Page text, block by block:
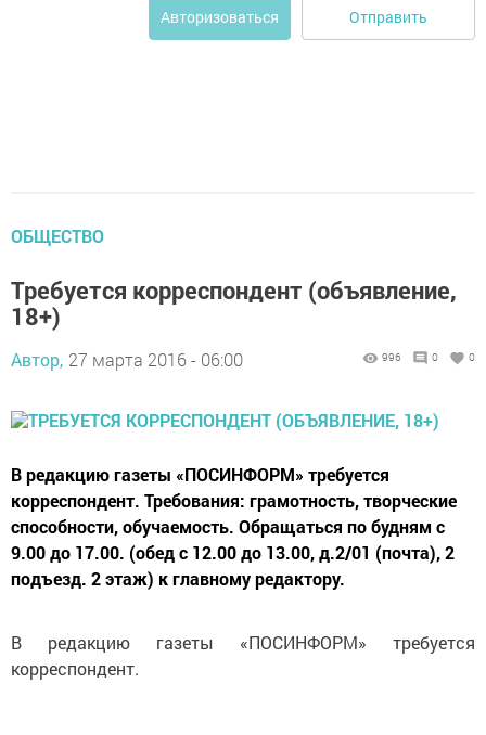
Авторизоваться Отправить
ОБЩЕСТВО
Требуется корреспондент (объявление,
18+)
Автор, 27 марта 2016 - 06:00 996 0 0
В редакцию газеты «ПОСИНФОРМ» требуется
корреспондент. Требования: грамотность, творческие
способности, обучаемость. Обращаться по будням с
9.00 до 17.00. (обед с 12.00 до 13.00, д.2/01 (почта), 2
подъезд. 2 этаж) к главному редактору.
В редакцию газеты «ПОСИНФОРМ» требуется
корреспондент.